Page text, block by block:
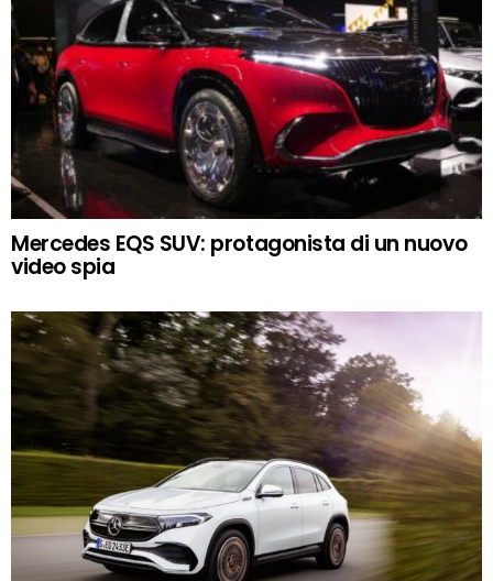
Mercedes EQS SUV: protagonista di un nuovo
video spia